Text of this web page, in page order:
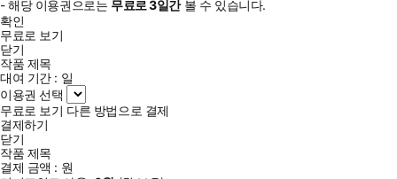
- 해당 이용권으로는 무료로3일간볼 수 있습니다.
확인
무료로 보기
닫기
작품 제목
대여 기간 : 일
이용권 선택
무료로 보기 다른 방법으로 결제
결제하기
닫기
작품 제목
결제 금액 : 원